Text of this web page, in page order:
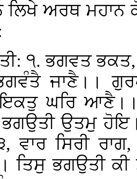
ਲਿਖੇ ਅਰਥ ਮਹਾਨ
੧. ਭਗਵਤ
ਜਾਣੈ।।
ਘਰਿ ਆਣੈ।।
ਉਤਮੁ
ਵਾਰ ਸਿਰੀ
ਤਿਸੁ ਭਗਉਤੀ